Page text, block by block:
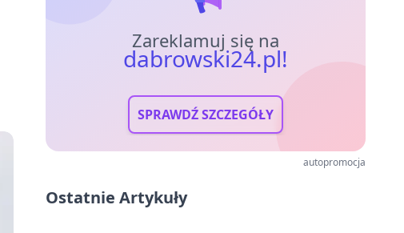
Zareklamuj się na
dabrowski24.pl!
SPRAWDŹ SZCZEGÓŁY
autopromocja
Ostatnie Artykuły